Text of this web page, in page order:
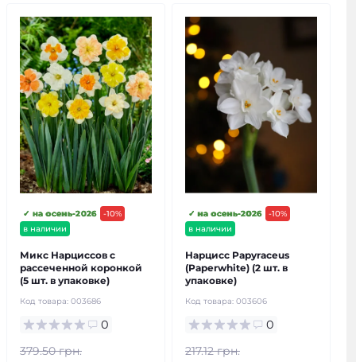
-10%
в наличии
✓ на осень-2026
Микс Нарциссов с
рассеченной коронкой
(5 шт. в упаковке)
Код товара: 003686
0
379.50 грн.
-10%
в наличии
✓ на осень-2026
Нарцисс Papyraceus
(Paperwhite) (2 шт. в
упаковке)
Код товара: 003606
0
217.12 грн.